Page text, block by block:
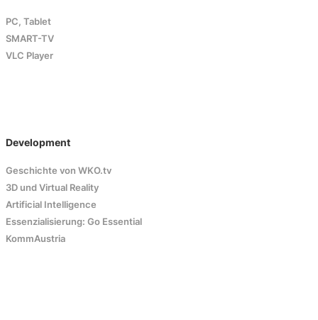
PC, Tablet
SMART-TV
VLC Player
Development
Geschichte von WKO.tv
3D und Virtual Reality
Artificial Intelligence
Essenzialisierung: Go Essential
KommAustria